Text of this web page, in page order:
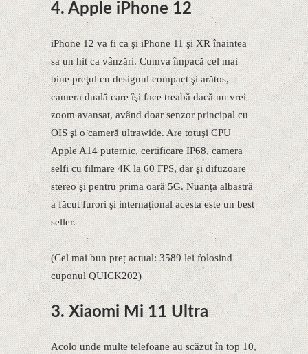
4. Apple iPhone 12
iPhone 12 va fi ca şi iPhone 11 şi XR înaintea
sa un hit ca vânzări. Cumva împacă cel mai
bine preţul cu designul compact şi arătos,
camera duală care îşi face treabă dacă nu vrei
zoom avansat, având doar senzor principal cu
OIS şi o cameră ultrawide. Are totuşi CPU
Apple A14 puternic, certificare IP68, camera
selfi cu filmare 4K la 60 FPS, dar şi difuzoare
stereo şi pentru prima oară 5G. Nuanţa albastră
a făcut furori şi internaţional acesta este un best
seller.
(Cel mai bun preț actual: 3589 lei folosind
cuponul QUICK202)
3. Xiaomi Mi 11 Ultra
Acolo unde multe telefoane au scăzut în top 10,